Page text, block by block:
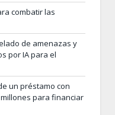
combatir las
de amenazas y
por IA para el
un préstamo con
para financiar